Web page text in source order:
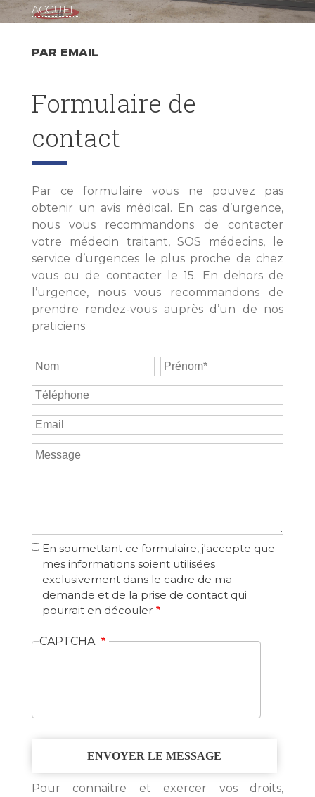
d'Ariane
ACCUEIL
PAR EMAIL
Formulaire de
contact
Par ce formulaire vous ne pouvez pas
obtenir un avis médical. En cas d’urgence,
nous vous recommandons de contacter
votre médecin traitant, SOS médecins, le
service d’urgences le plus proche de chez
vous ou de contacter le 15. En dehors de
l’urgence, nous vous recommandons de
prendre rendez-vous auprès d’un de nos
praticiens
Nom Prénom
téléphone
Email
Message
En soumettant ce formulaire, j'accepte que
mes informations soient utilisées
exclusivement dans le cadre de ma
demande et de la prise de contact qui
pourrait en découler
CAPTCHA
Pour connaitre et exercer vos droits,